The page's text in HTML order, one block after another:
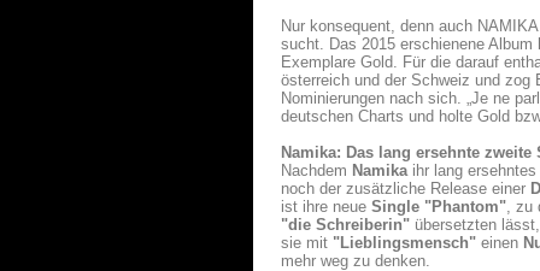
Nur konsequent, denn auch
sucht. Das 2015 erschienene
Exemplare Gold. Für die darauf
österreich und der Schweiz und zog
Nominierungen nach sich. „Je ne
deutschen Charts und holte Gold
Namika: Das lang ersehnte
Nachdem Namikaihr lang ersehntes
noch der zusätzliche Release einer
ist ihre neue Single "Phantom", zu
"die Schreiberin" übersetzten
sie mit "Lieblingsmensch" einen
mehr weg zu denken.